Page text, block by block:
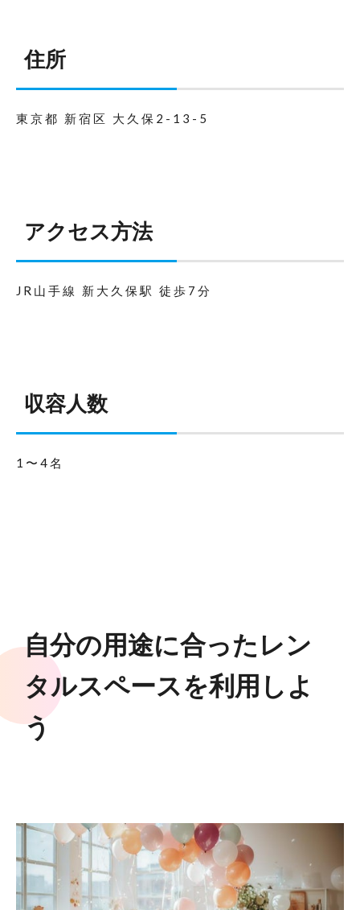
住所
東京都 新宿区 大久保2-13-5
アクセス方法
JR山手線 新大久保駅 徒歩7分
収容人数
1〜4名
自分の用途に合ったレン
タルスペースを利用しよ
う